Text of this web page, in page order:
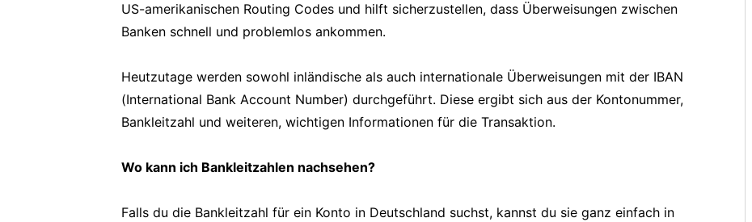
US-amerikanischen Routing Codes und hilft sicherzustellen, dass Überweisungen zwischen
Banken schnell und problemlos ankommen.
Heutzutage werden sowohl inländische als auch internationale Überweisungen mit der IBAN
(International Bank Account Number) durchgeführt. Diese ergibt sich aus der Kontonummer,
Bankleitzahl und weiteren, wichtigen Informationen für die Transaktion.
Wo kann ich Bankleitzahlen nachsehen?
Falls du die Bankleitzahl für ein Konto in Deutschland suchst, kannst du sie ganz einfach in